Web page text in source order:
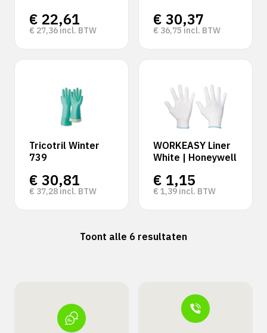
€ 22,61
€ 27,36 incl. BTW
€ 30,37
€ 36,75 incl. BTW
Tricotril Winter
739
€ 30,81
€ 37,28 incl. BTW
WORKEASY Liner
White | Honeywell
€ 1,15
€ 1,39 incl. BTW
Toont alle 6 resultaten